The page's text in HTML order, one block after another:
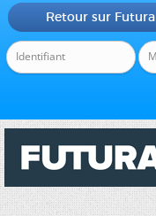
Retour sur Futura